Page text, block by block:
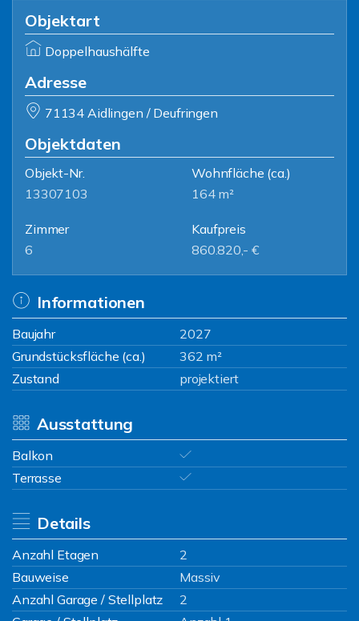
Objektart
Doppelhaushälfte
Adresse
71134 Aidlingen / Deufringen
Objektdaten
Objekt-Nr.
13307103
Wohnfläche (ca.)
164 m²
Zimmer
6
Kaufpreis
860.820,- €
Informationen
Baujahr
2027
Grundstücksfläche (ca.)
362 m²
Zustand
projektiert
Ausstattung
Balkon
Terrasse
Details
Anzahl Etagen
2
Bauweise
Massiv
Anzahl Garage / Stellplatz
2